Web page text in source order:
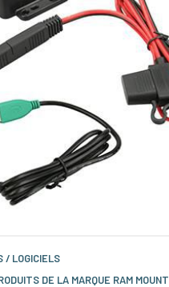
/ LOGICIELS
DE LA MARQUE RAM